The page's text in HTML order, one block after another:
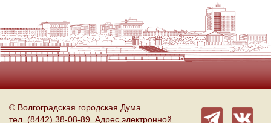
© Волгоградская городская Дума
тел. (8442) 38-08-89. Адрес электронной